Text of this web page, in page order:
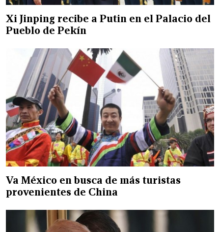
Xi Jinping recibe a Putin en el Palacio del
Pueblo de Pekín
Va México en busca de más turistas
provenientes de China